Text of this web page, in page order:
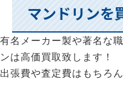
マンドリンを
有名メーカー製や著名な
ンは高価買取致します！
出張費や査定費はもちろん